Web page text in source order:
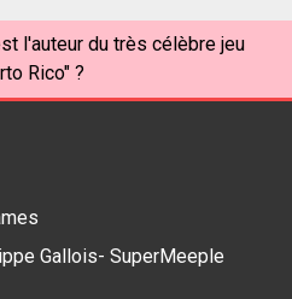
l'auteur du très célèbre jeu
Rico" ?
Gallois- SuperMeeple